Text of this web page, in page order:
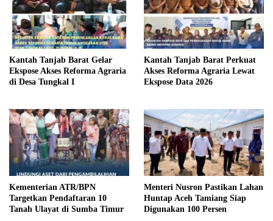
Kantah Tanjab Barat Gelar
Ekspose Akses Reforma Agraria
di Desa Tungkal I
Kantah Tanjab Barat Perkuat
Akses Reforma Agraria Lewat
Ekspose Data 2026
Kementerian ATR/BPN
Targetkan Pendaftaran 10
Tanah Ulayat di Sumba Timur
Menteri Nusron Pastikan Lahan
Huntap Aceh Tamiang Siap
Digunakan 100 Persen